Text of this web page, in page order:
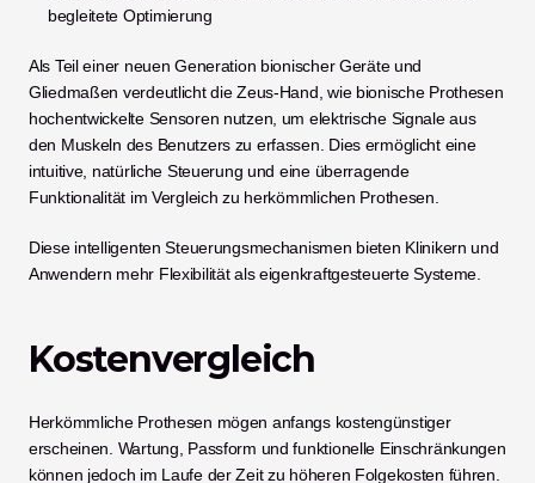
begleitete Optimierung
Als Teil einer neuen Generation bionischer Geräte und
Gliedmaßen verdeutlicht die Zeus-Hand, wie bionische Prothesen
hochentwickelte Sensoren nutzen, um elektrische Signale aus
den Muskeln des Benutzers zu erfassen. Dies ermöglicht eine
intuitive, natürliche Steuerung und eine überragende
Funktionalität im Vergleich zu herkömmlichen Prothesen.
Diese intelligenten Steuerungsmechanismen bieten Klinikern und
Anwendern mehr Flexibilität als eigenkraftgesteuerte Systeme.
Kostenvergleich
Herkömmliche Prothesen mögen anfangs kostengünstiger
erscheinen. Wartung, Passform und funktionelle Einschränkungen
können jedoch im Laufe der Zeit zu höheren Folgekosten führen.